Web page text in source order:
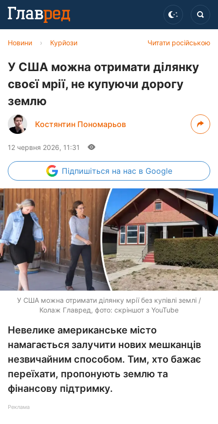
Читати російською
Новини › Курйози
У США можна отримати ділянку
своєї мрії, не купуючи дорогу
землю
Костянтин Пономарьов
12 червня 2026, 11:31
Підпишіться на нас в Google
У США можна отримати ділянку мрії без купівлі землі /
Колаж Главред, фото: скріншот з YouTube
Невелике американське місто
намагається залучити нових мешканців
незвичайним способом. Тим, хто бажає
переїхати, пропонують землю та
фінансову підтримку.
Реклама